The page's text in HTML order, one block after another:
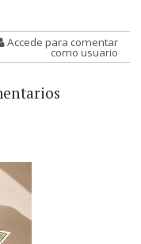
Accede para comentar
como usuario